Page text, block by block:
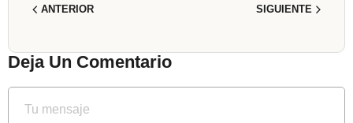
ANTERIOR SIGUIENTE
Deja Un Comentario